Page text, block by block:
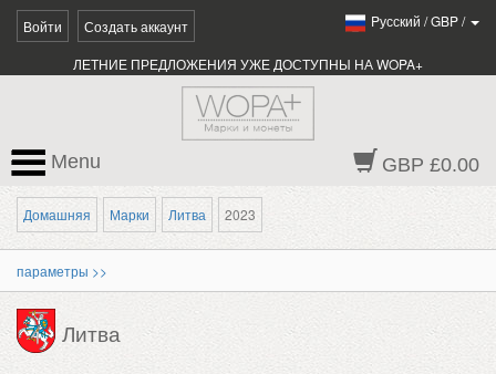
Войти Создать аккаунт Pусский /GBP/
ЛЕТНИЕ ПРЕДЛОЖЕНИЯ УЖЕ ДОСТУПНЫ НА WOPA+
GBP £0.00
Menu
Домашняя Марки Литва 2023
параметры >>
Литва